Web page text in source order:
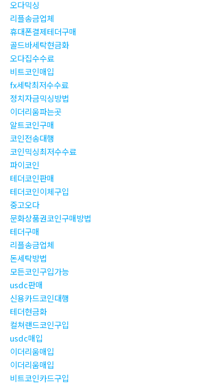
오다믹싱
리플송금업체
휴대폰결제테더구매
골드바세탁현금화
오다집수수료
비트코인매입
fx세탁최저수수료
정치자금믹싱방법
이더리움파는곳
알트코인구매
코인전송대행
코인믹싱최저수수료
파이코인
테더코인판매
테더코인이체구입
중고오다
문화상품권코인구매방법
테더구매
리플송금업체
돈세탁방법
모든코인구입가능
usdc판매
신용카드코인대행
테더현금화
컬쳐랜드코인구입
usdc매입
이더리움매입
이더리움매입
비트코인카드구입